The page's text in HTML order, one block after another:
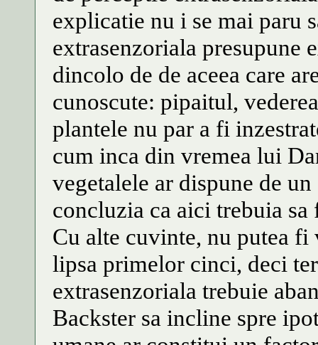
explicatie nu i se mai paru
extrasenzoriala presupune
dincolo de de aceea care
cunoscute: pipaitul,
plantele nu par a fi
cum inca din vremea lui
vegetalele ar dispune de
concluzia ca aici trebuia
Cu alte cuvinte, nu putea fi
lipsa primelor cinci, deci
extrasenzoriala trebuie
Backster sa incline spre